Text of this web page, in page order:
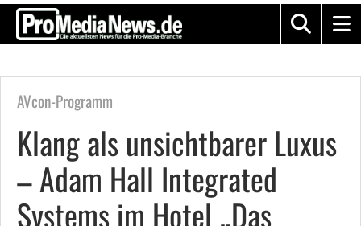
AVcon-Programm
Klang als unsichtbarer Luxus
– Adam Hall Integrated
Systems im Hotel „Das